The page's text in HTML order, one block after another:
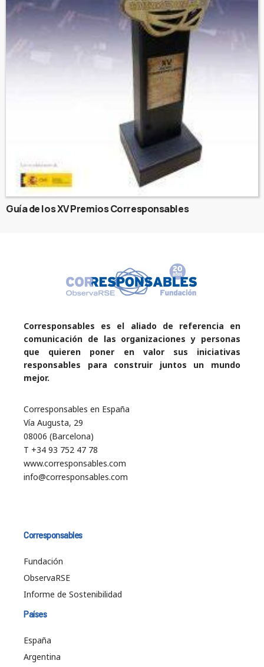
Guía de los XV Premios Corresponsables
Corresponsables es el aliado de referencia en
comunicación de las organizaciones y personas
que quieren poner en valor sus iniciativas
responsables para construir juntos un mundo
mejor.
Corresponsables en España
Vía Augusta, 29
08006 (Barcelona)
T +34 93 752 47 78
www.corresponsables.com
info@corresponsables.com
Corresponsables
Fundación
ObservaRSE
Informe de Sostenibilidad
Países
España
Argentina